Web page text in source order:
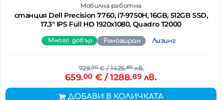
Мобилна работна
станция Dell Precision 7760, i7-9750H, 16GB, 512GB SSD,
17.3" IPS Full HD 1920x1080, Quadro T2000
Много добър Реновиран Лизинг
729.00€/ 1425.80лв.
659.00€ / 1288.89лв.
ДОБАВИ В КОЛИЧКАТА